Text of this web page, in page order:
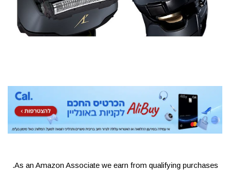
As an Amazon Associate we earn from qualifying purchases.